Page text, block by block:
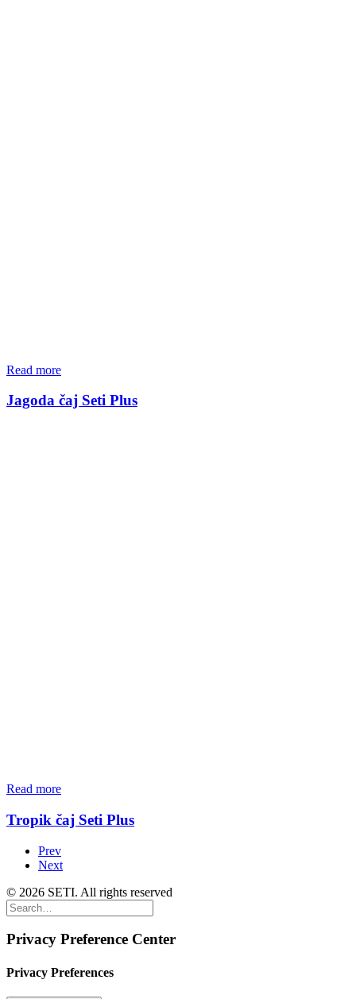
Read more
Jagoda čaj Seti Plus
Read more
Tropik čaj Seti Plus
Prev
Next
© 2026 SETI. All rights reserved
Privacy Preference Center
Privacy Preferences